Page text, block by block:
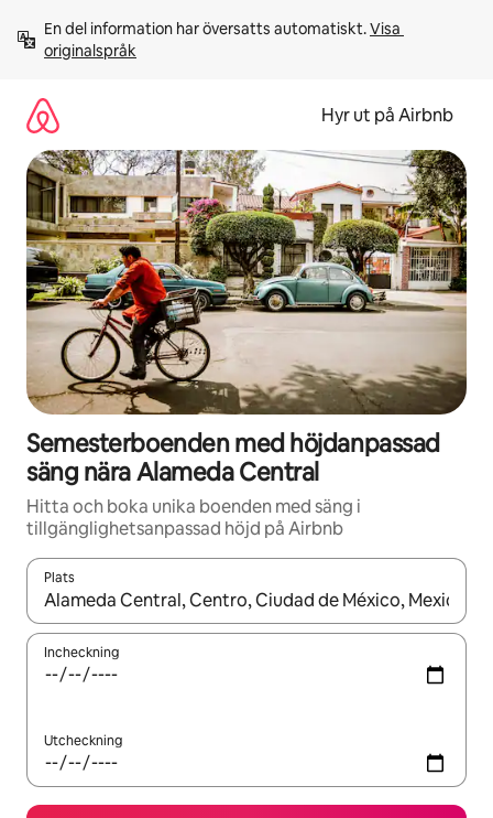
innehåll
En del information har översatts automatiskt. Visa
originalspråk
Hyr ut på Airbnb
Semesterboenden med höjdanpassad
säng nära Alameda Central
Hitta och boka unika boenden med säng i
tillgänglighetsanpassad höjd på Airbnb
Plats
När resultaten är tillgängliga kan du navigera med upp- och
Incheckning
Utcheckning